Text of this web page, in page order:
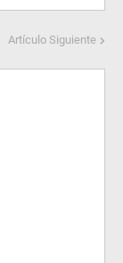
Artículo Siguiente